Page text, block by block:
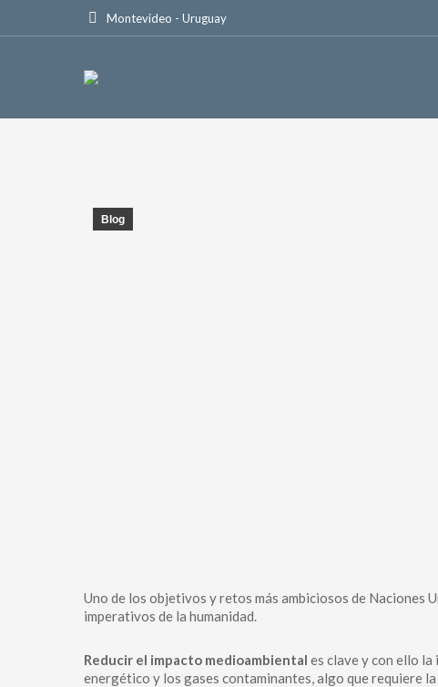
Montevideo - Uruguay
Blog
Uno de los objetivos y retos más ambiciosos de Naciones
imperativos de la humanidad.
Reducir el impacto medioambiental es clave y con ello la
energético y los gases contaminantes, algo que requiere la